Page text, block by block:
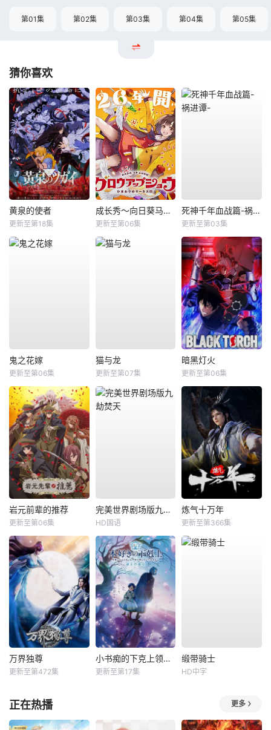
第01集 第02集 第03集 第04集 第05集
猜你喜欢
黄泉的使者
更新至第18集
成长秀～向日葵马戏团～
更新至第06集
死神千年血战篇-祸进谭-
更新至第03集
鬼之花嫁
更新至第06集
猫与龙
更新至第07集
暗黑灯火
更新至第06集
岩元前辈的推荐
更新至第06集
完美世界剧场版九劫焚天
HD国语
炼气十万年
更新至第366集
万界独尊
更新至第472集
小书痴的下克上领主的养女
更新至第17集
缎带骑士
HD中字
正在热播 更多